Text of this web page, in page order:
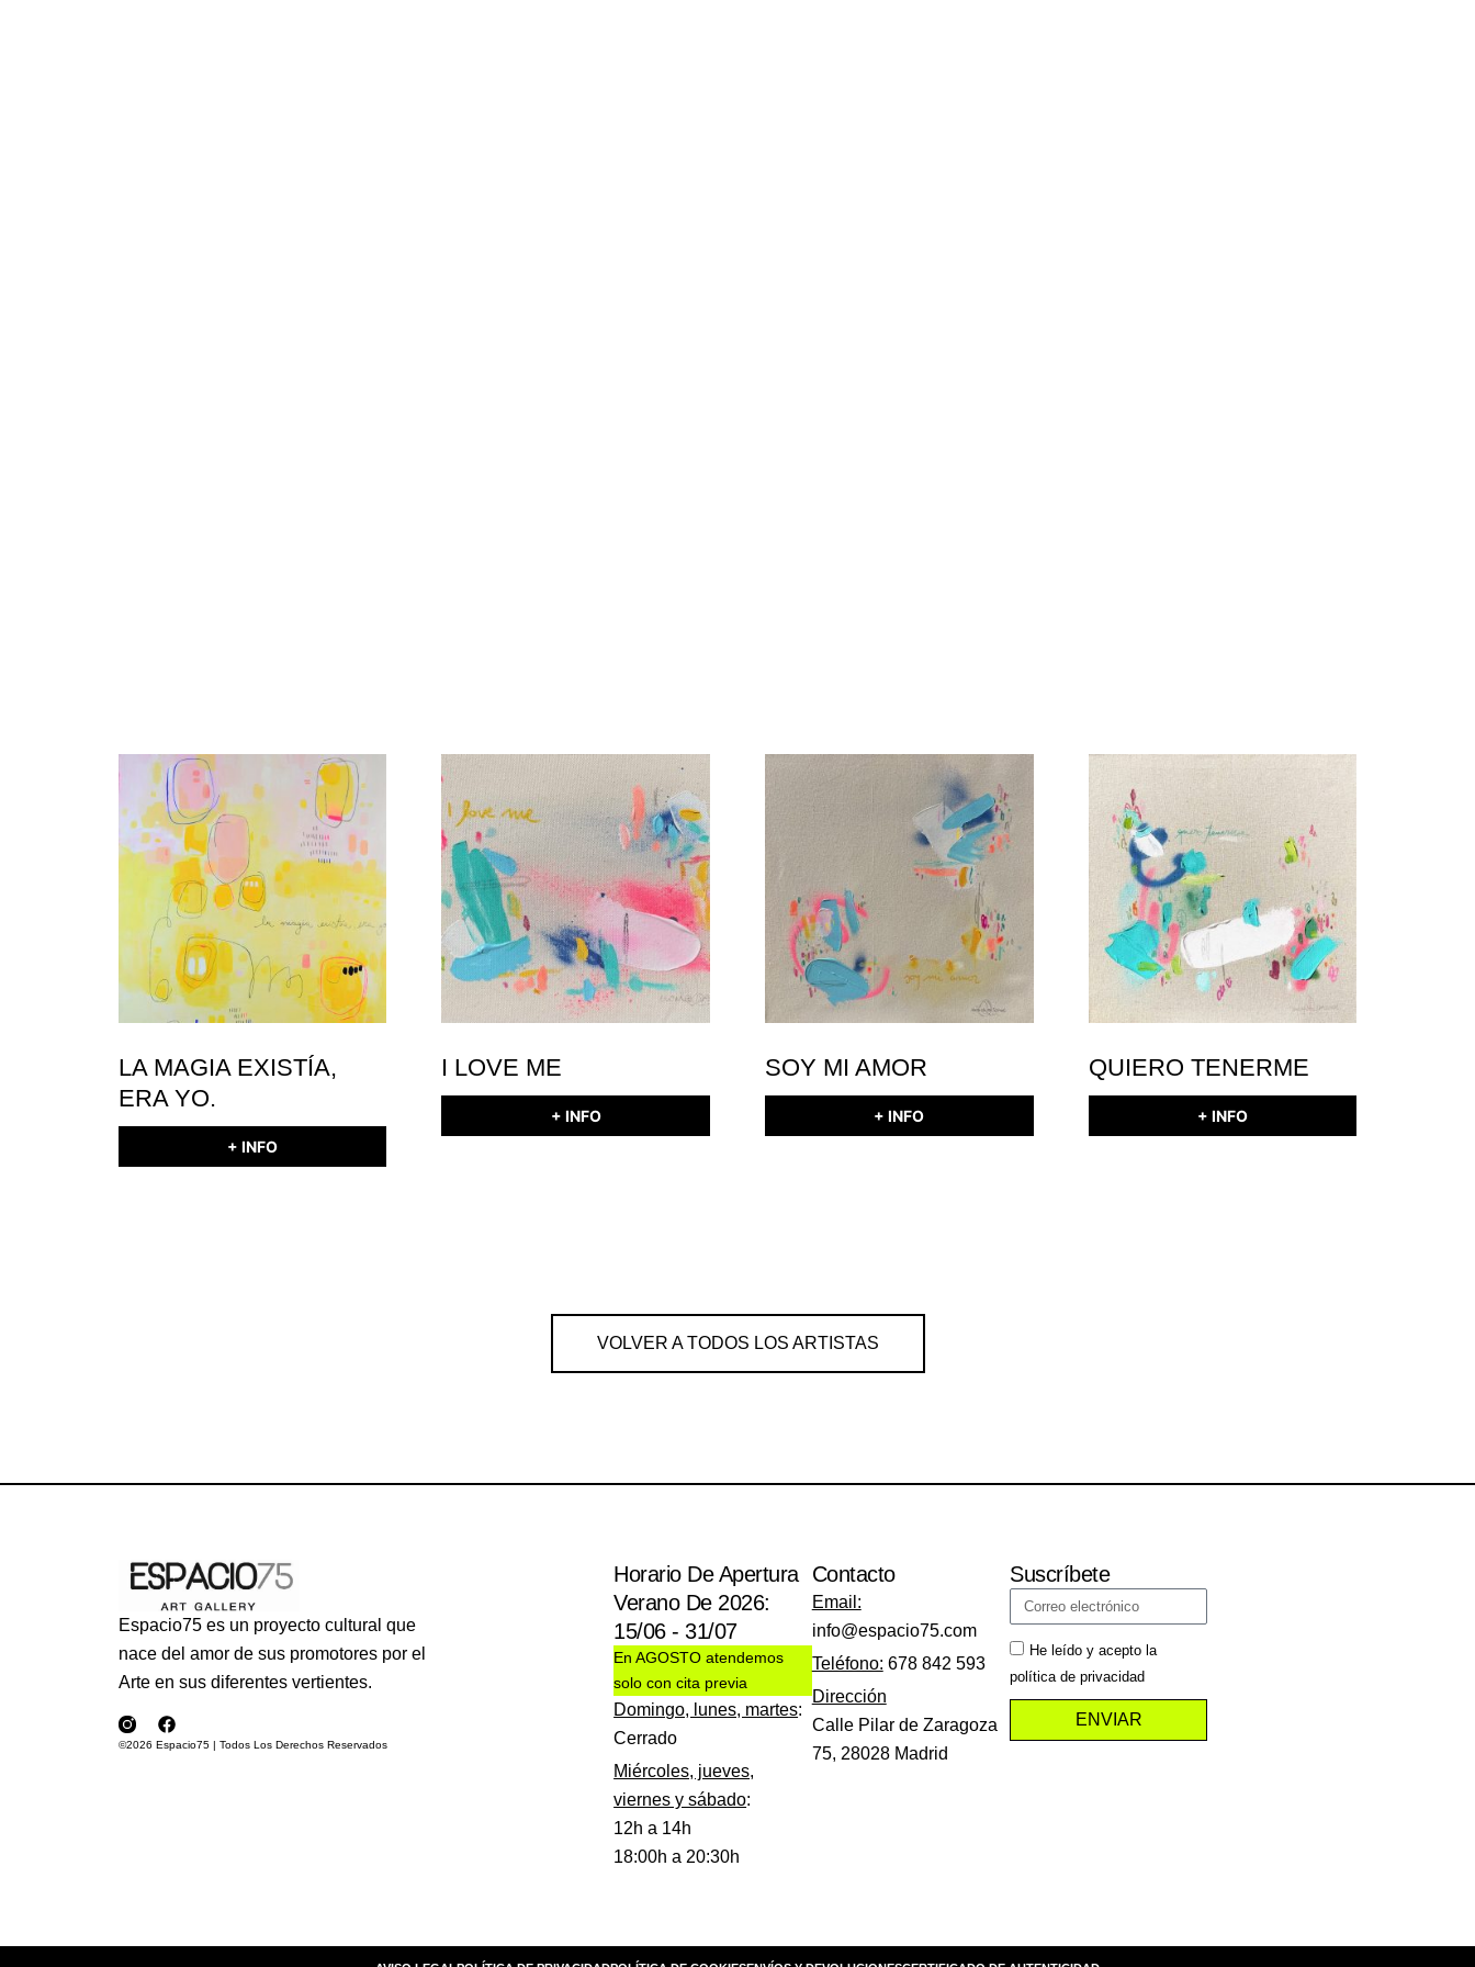
LA MAGIA EXISTÍA,
ERA YO.
+ INFO
I LOVE ME
+ INFO
SOY MI AMOR
+ INFO
QUIERO TENERME
+ INFO
VOLVER A TODOS LOS ARTISTAS
Espacio75 es un proyecto cultural que
nace del amor de sus promotores por el
Arte en sus diferentes vertientes.
©2026 Espacio75 | Todos Los Derechos Reservados
Horario De Apertura
Verano De 2026:
15/06 - 31/07
En AGOSTO atendemos
solo con cita previa
Domingo, lunes, martes:
Cerrado
Miércoles, jueves,
viernes y sábado:
12h a 14h
18:00h a 20:30h
Contacto
Email:
info@espacio75.com
Teléfono: 678 842 593
Dirección
Calle Pilar de Zaragoza
75, 28028 Madrid
Suscríbete
He leído y acepto la
política de privacidad
ENVIAR